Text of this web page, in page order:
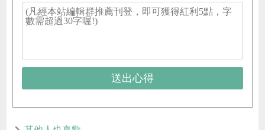
送出心得